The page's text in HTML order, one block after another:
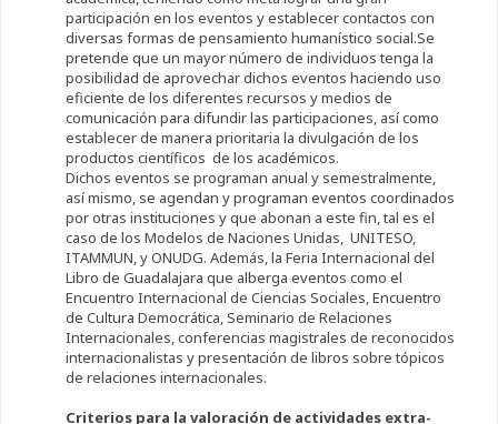
participación en los eventos y establecer contactos con
diversas formas de pensamiento humanístico social.Se
pretende que un mayor número de individuos tenga la
posibilidad de aprovechar dichos eventos haciendo uso
eficiente de los diferentes recursos y medios de
comunicación para difundir las participaciones, así como
establecer de manera prioritaria la divulgación de los
productos científicos de los académicos.
Dichos eventos se programan anual y semestralmente,
así mismo, se agendan y programan eventos coordinados
por otras instituciones y que abonan a este fin, tal es el
caso de los Modelos de Naciones Unidas, UNITESO,
ITAMMUN, y ONUDG. Además, la Feria Internacional del
Libro de Guadalajara que alberga eventos como el
Encuentro Internacional de Ciencias Sociales, Encuentro
de Cultura Democrática, Seminario de Relaciones
Internacionales, conferencias magistrales de reconocidos
internacionalistas y presentación de libros sobre tópicos
de relaciones internacionales.
Criterios para la valoración de actividades extra-